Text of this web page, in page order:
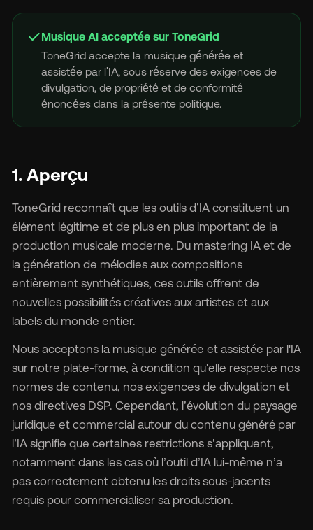
Musique AI acceptée sur ToneGrid
ToneGrid accepte la musique générée et
assistée par l'IA, sous réserve des exigences de
divulgation, de propriété et de conformité
énoncées dans la présente politique.
1. Aperçu
ToneGrid reconnaît que les outils d’IA constituent un
élément légitime et de plus en plus important de la
production musicale moderne. Du mastering IA et de
la génération de mélodies aux compositions
entièrement synthétiques, ces outils offrent de
nouvelles possibilités créatives aux artistes et aux
labels du monde entier.
Nous acceptons la musique générée et assistée par l'IA
sur notre plate-forme, à condition qu'elle respecte nos
normes de contenu, nos exigences de divulgation et
nos directives DSP. Cependant, l’évolution du paysage
juridique et commercial autour du contenu généré par
l’IA signifie que certaines restrictions s’appliquent,
notamment dans les cas où l’outil d’IA lui-même n’a
pas correctement obtenu les droits sous-jacents
requis pour commercialiser sa production.